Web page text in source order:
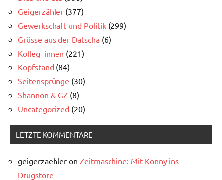
Geigerzähler (377)
Gewerkschaft und Politik (299)
Grüsse aus der Datscha (6)
Kolleg_innen (221)
Kopfstand (84)
Seitensprünge (30)
Shannon & GZ (8)
Uncategorized (20)
LETZTE KOMMENTARE
geigerzaehler on Zeitmaschine: Mit Konny ins
Drugstore